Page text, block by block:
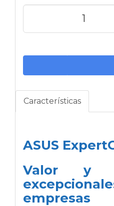
Características
ASUS
Valor y
empresas